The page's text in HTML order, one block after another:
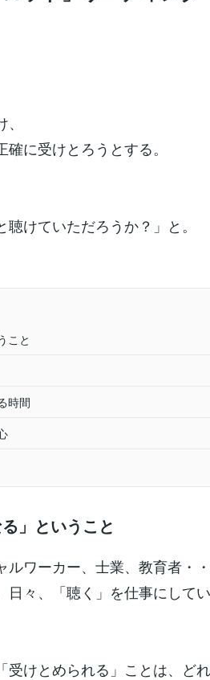
に受けとろうとする。
けていただろうか？」と。
こと
時間
」ということ
ワーカー、士業、教育者・・
々、「聴く」を仕事にしてい
けとめられる」ことは、ど